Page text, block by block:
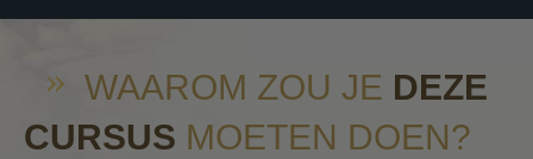
WAAROM ZOU JE DEZE
CURSUS MOETEN DOEN?